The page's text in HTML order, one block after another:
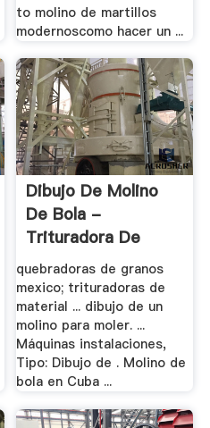
to molino de martillos
modernoscomo hacer un ...
Dibujo De Molino
De Bola -
Trituradora De
Cono
quebradoras de granos
mexico; trituradoras de
material ... dibujo de un
molino para moler. ...
Máquinas instalaciones,
Tipo: Dibujo de . Molino de
bola en Cuba ...